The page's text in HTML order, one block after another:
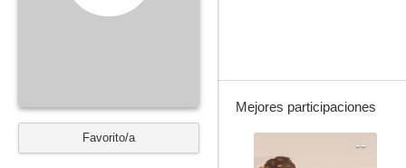
Favorito/a
Mejores participaciones
--